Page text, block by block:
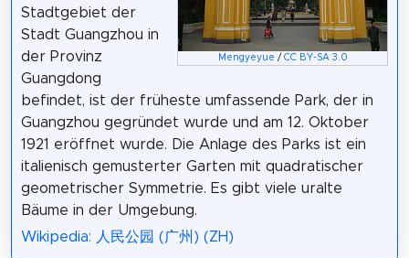
Mengyeyue / CC BY-SA 3.0
Stadtgebiet der
Stadt Guangzhou in
der Provinz
Guangdong
befindet, ist der früheste umfassende Park, der in
Guangzhou gegründet wurde und am 12. Oktober
1921 eröffnet wurde. Die Anlage des Parks ist ein
italienisch gemusterter Garten mit quadratischer
geometrischer Symmetrie. Es gibt viele uralte
Bäume in der Umgebung.
Wikipedia: 人民公园 (广州) (ZH)